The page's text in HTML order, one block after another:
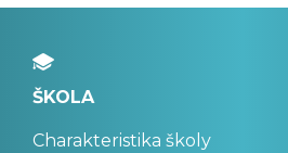
ŠKOLA
Charakteristika školy